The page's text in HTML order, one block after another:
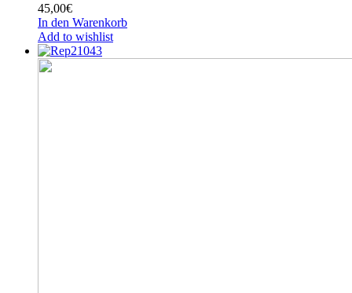
45,00€
In den Warenkorb
Add to wishlist